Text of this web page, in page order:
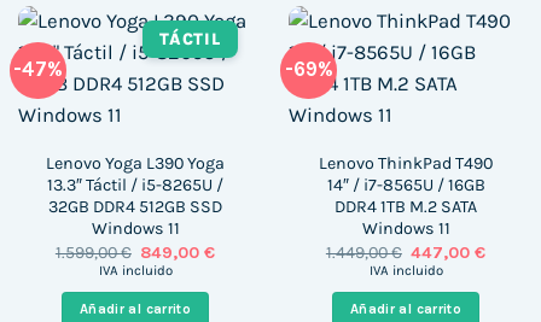
-47%
TÁCTIL
Lenovo Yoga L390 Yoga
13.3″ Táctil / i5-8265U /
32GB DDR4 512GB SSD
Windows 11
1.599,00€ El
precio
era:
849,00€El
IVA incluido
Añadir al carrito
-69%
Lenovo ThinkPad T490
14″ / i7-8565U / 16GB
DDR4 1TB M.2 SATA
Windows 11
1.449,00€ El
precio
era:
447,00€El
IVA incluido
Añadir al carrito